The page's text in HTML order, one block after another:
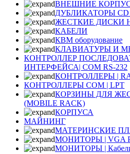
ВНЕШНИЕ
ДУБЛИКАТОРЫ CD
ЖЕСТКИЕ ДИСКИ
КАБЕЛИ
КВМ оборудование
КЛАВИАТУРЫ И
КОНТРОЛЛЕР
ИНТЕРФЕЙСА| COM RS-232
КОНТРОЛЛЕРЫ |
КОНТРОЛЛЕРЫ COM | LPT
КОРЗИНЫ ДЛЯ
(MOBILE RACK)
КОРПУСА
МАЙНИНГ
МАТЕРИНСКИЕ
МОНИТОРЫ | VGA
МОНИТОРЫ | Кабели